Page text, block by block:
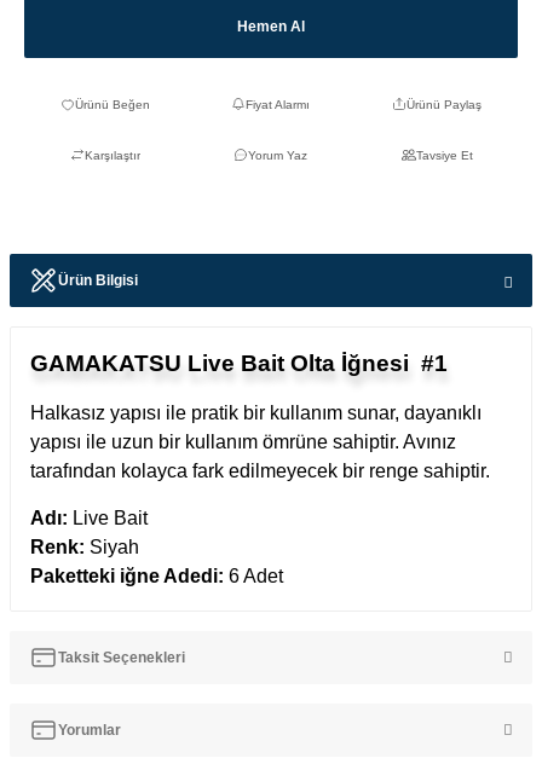
Hemen Al
Fiyat Alarmı Ürünü Paylaş
Karşılaştır Yorum Yaz Tavsiye Et
Ürün Bilgisi
GAMAKATSU Live Bait Olta İğnesi #1
Halkasız yapısı ile pratik bir kullanım sunar, dayanıklı
yapısı ile uzun bir kullanım ömrüne sahiptir. Avınız
tarafından kolayca fark edilmeyecek bir renge sahiptir.
Adı: Live Bait
Renk: Siyah
Paketteki iğne Adedi: 6 Adet
Taksit Seçenekleri
Yorumlar